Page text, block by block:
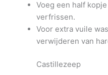
Voeg een half
verfrissen.
Voor extra vuile
verwijderen van
Castillezeep